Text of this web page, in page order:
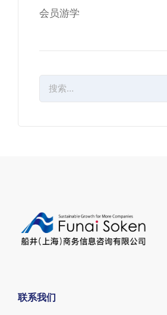
会员游学
联系我们